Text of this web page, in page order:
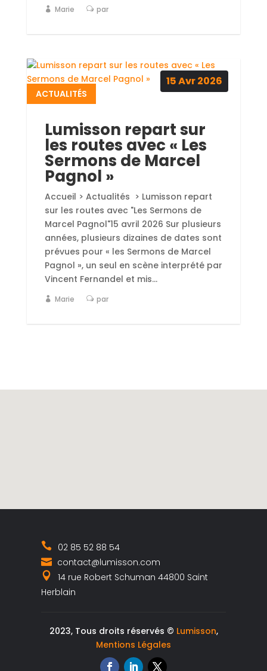
Marie par
Lumisson repart sur
les routes avec « Les
Sermons de Marcel
Pagnol »
ACTUALITÉS
Accueil > Actualités > Lumisson repart
sur les routes avec "Les Sermons de
Marcel Pagnol"15 avril 2026 Sur plusieurs
années, plusieurs dizaines de dates sont
prévues pour « les Sermons de Marcel
Pagnol », un seul en scène interprété par
Vincent Fernandel et mis...
Marie par
15Avr2026
02 85 52 88 54
contact@lumisson.com
14 rue Robert Schuman 44800 Saint
Herblain
2023, Tous droits réservés © Lumisson,
Mentions Légales